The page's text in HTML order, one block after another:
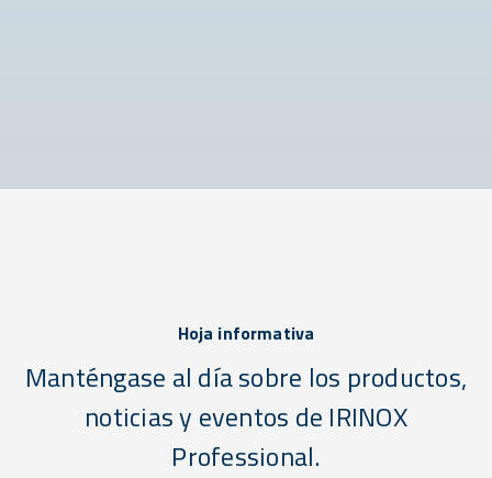
Hoja informativa
Manténgase al día sobre los productos,
noticias y eventos de IRINOX
Professional.